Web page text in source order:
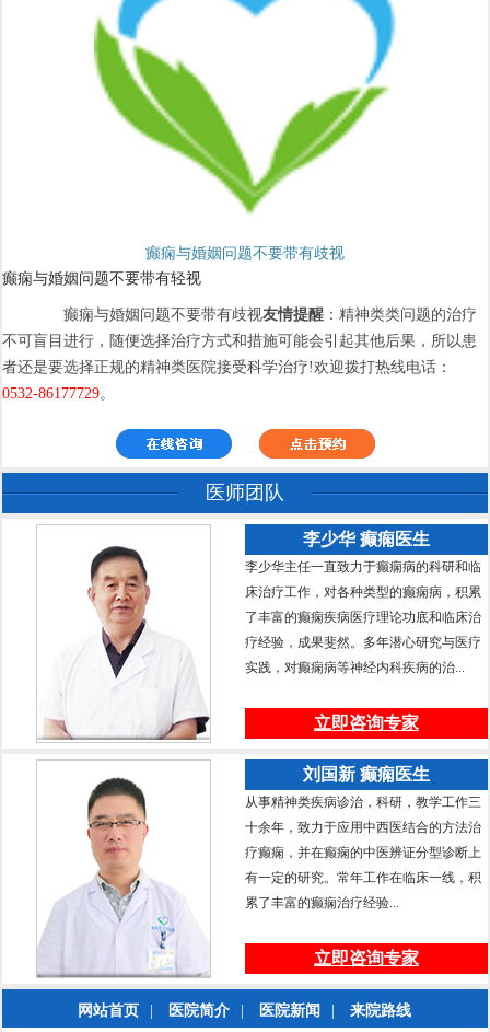
癫痫与婚姻问题不要带有歧视
癫痫与婚姻问题不要带有轻视
癫痫与婚姻问题不要带有歧视友情提醒 ：精神类类问题的治疗
不可盲目进行，随便选择治疗方式和措施可能会引起其他后果，所以患
者还是要选择正规的精神类医院接受科学治疗!欢迎拨打热线电话：
0532-86177729。
医师团队
李少华 癫痫医生
李少华主任一直致力于癫痫病的科研和临
床治疗工作，对各种类型的癫痫病，积累
了丰富的癫痫疾病医疗理论功底和临床治
疗经验，成果斐然。多年潜心研究与医疗
实践，对癫痫病等神经内科疾病的治...
立即咨询专家
刘国新 癫痫医生
从事精神类疾病诊治，科研，教学工作三
十余年，致力于应用中西医结合的方法治
疗癫痫，并在癫痫的中医辨证分型诊断上
有一定的研究。常年工作在临床一线，积
累了丰富的癫痫治疗经验...
立即咨询专家
网站首页 医院简介 医院新闻 来院路线